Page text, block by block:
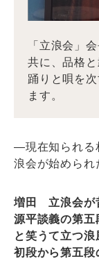
「立浪会」
共に、品格
踊りと唄を
ます。
―現在知られる
浪会が始められ
増田 立浪会が
源平談義の第五
と笑うて立つ浪
初段から第五段